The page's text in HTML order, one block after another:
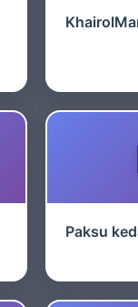
Paksu